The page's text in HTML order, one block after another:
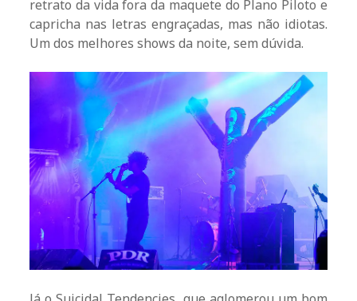
retrato da vida fora da maquete do Plano Piloto e
capricha nas letras engraçadas, mas não idiotas.
Um dos melhores shows da noite, sem dúvida.